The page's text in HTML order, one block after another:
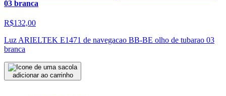
03 branca
R$132,00
Luz ARIELTEK E1471 de navegacao BB-BE olho de tubarao 03
branca
adicionar ao carrinho